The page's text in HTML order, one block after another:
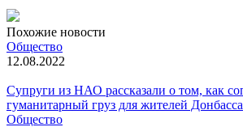
Похожие новости
Общество
12.08.2022
Супруги из НАО рассказали о том, как
гуманитарный груз для жителей Донбасса
Общество